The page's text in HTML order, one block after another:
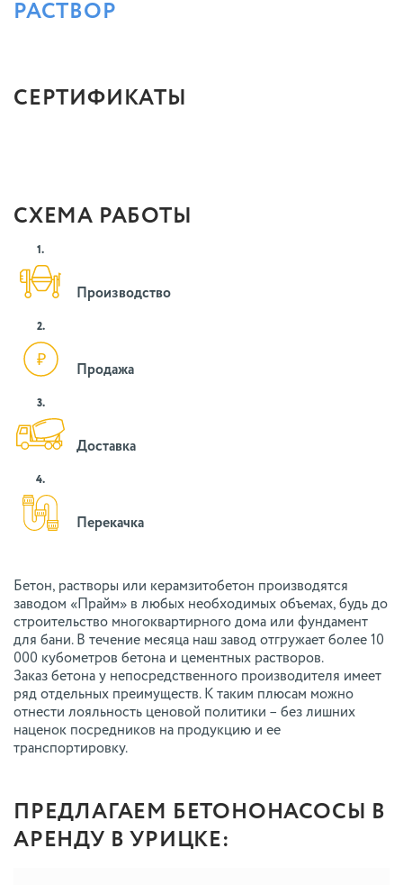
РАСТВОР
СЕРТИФИКАТЫ
СХЕМА РАБОТЫ
1.
Производство
2.
Продажа
3.
Доставка
4.
Перекачка
Бетон, растворы или керамзитобетон производятся
заводом «Прайм» в любых необходимых объемах, будь до
строительство многоквартирного дома или фундамент
для бани. В течение месяца наш завод отгружает более 10
000 кубометров бетона и цементных растворов.
Заказ бетона у непосредственного производителя имеет
ряд отдельных преимуществ. К таким плюсам можно
отнести лояльность ценовой политики – без лишних
наценок посредников на продукцию и ее
транспортировку.
ПРЕДЛАГАЕМ БЕТОНОНАСОСЫ В
АРЕНДУ В УРИЦКЕ: